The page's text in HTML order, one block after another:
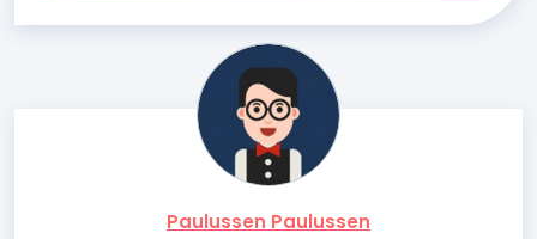
Paulussen Paulussen